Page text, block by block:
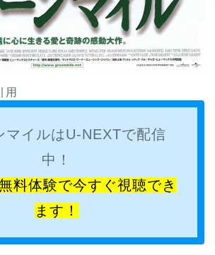
用
マイルはU-NEXTで配信
中！
料体験で今すぐ視聴でき
ます！